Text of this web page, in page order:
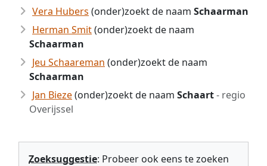
Vera Hubers (onder)zoekt de naam Schaarman
Herman Smit(onder)zoekt de naam
Schaarman
Jeu Schaareman (onder)zoekt de naam
Schaarman
Jan Bieze(onder)zoekt de naam Schaart- regio
Overijssel
Zoeksuggestie: Probeer ook eens te zoeken